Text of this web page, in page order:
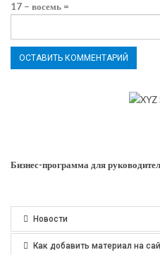
17 − восемь =
Бизнес-программа для
Новости
Как добавить материал на